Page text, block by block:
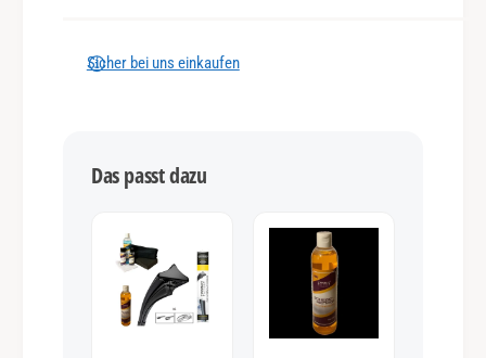
Sicher bei uns einkaufen
Das passt dazu